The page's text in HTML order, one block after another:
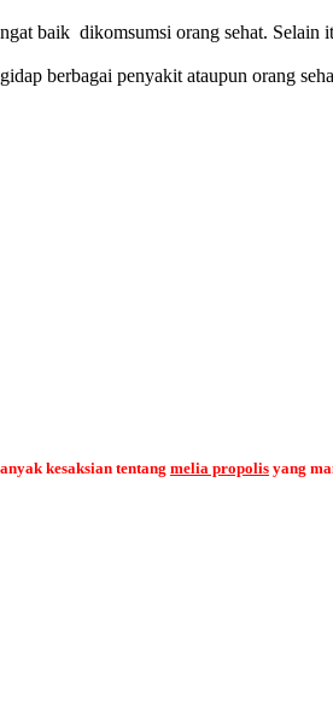
baik dikomsumsi orang sehat. Selain
berbagai penyakit ataupun orang
kesaksian tentang melia propolis yang